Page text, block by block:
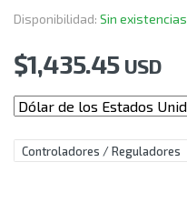
Disponibilidad: Sin existencias
$1,435.45 USD
Controladores / Reguladores